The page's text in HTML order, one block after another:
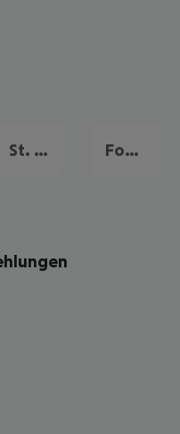
St. Petersburg Fort Lauderdale